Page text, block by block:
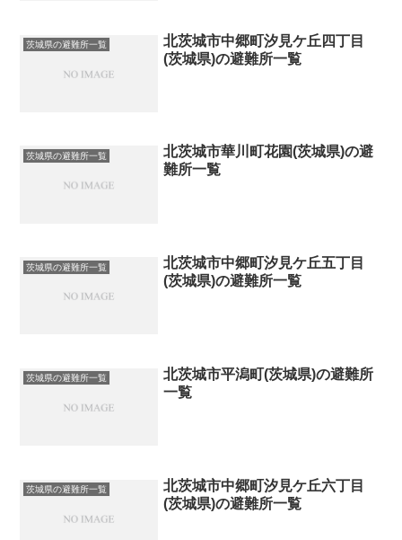
茨城県の避難所一覧
北茨城市中郷町汐見ケ丘四丁目
(茨城県)の避難所一覧
茨城県の避難所一覧
北茨城市華川町花園(茨城県)の避
難所一覧
茨城県の避難所一覧
北茨城市中郷町汐見ケ丘五丁目
(茨城県)の避難所一覧
茨城県の避難所一覧
北茨城市平潟町(茨城県)の避難所
一覧
茨城県の避難所一覧
北茨城市中郷町汐見ケ丘六丁目
(茨城県)の避難所一覧